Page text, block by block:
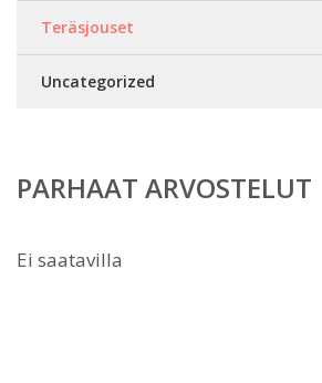
Teräsjouset
Uncategorized
PARHAAT ARVOSTELUT
Ei saatavilla